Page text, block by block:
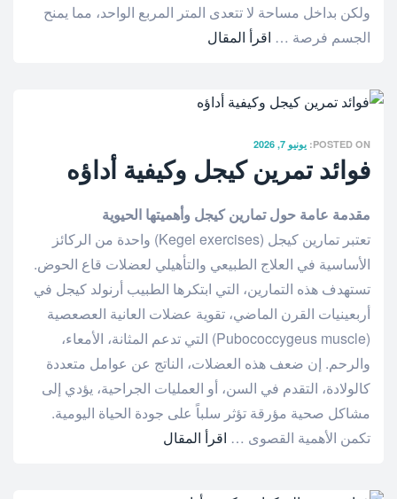
ولكن بداخل مساحة لا تتعدى المتر المربع الواحد، مما يمنح
الجسم فرصة … اقرأ المقال
POSTED ON: يونيو 7, 2026
فوائد تمرين كيجل وكيفية أداؤه
مقدمة عامة حول تمارين كيجل وأهميتها الحيوية
تعتبر تمارين كيجل (Kegel exercises) واحدة من الركائز
الأساسية في العلاج الطبيعي والتأهيلي لعضلات قاع الحوض.
تستهدف هذه التمارين، التي ابتكرها الطبيب أرنولد كيجل في
أربعينيات القرن الماضي، تقوية عضلات العانية العصعصية
(Pubococcygeus muscle) التي تدعم المثانة، الأمعاء،
والرحم. إن ضعف هذه العضلات، الناتج عن عوامل متعددة
كالولادة، التقدم في السن، أو العمليات الجراحية، يؤدي إلى
مشاكل صحية مؤرقة تؤثر سلباً على جودة الحياة اليومية.
تكمن الأهمية القصوى … اقرأ المقال